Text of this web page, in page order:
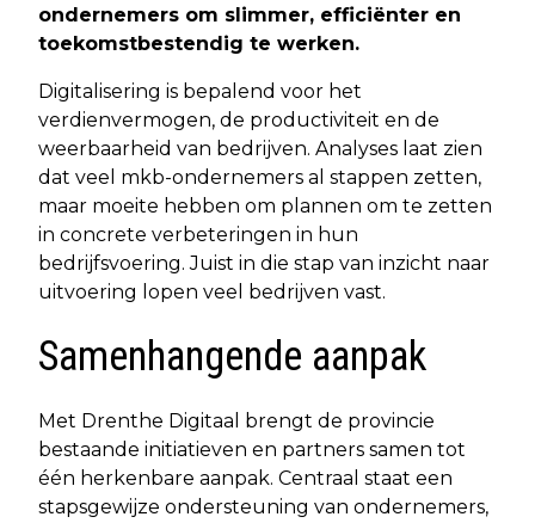
ondernemers om slimmer, efficiënter en
toekomstbestendig te werken.
Digitalisering is bepalend voor het
verdienvermogen, de productiviteit en de
weerbaarheid van bedrijven. Analyses laat zien
dat veel mkb-ondernemers al stappen zetten,
maar moeite hebben om plannen om te zetten
in concrete verbeteringen in hun
bedrijfsvoering. Juist in die stap van inzicht naar
uitvoering lopen veel bedrijven vast.
Samenhangende aanpak
Met Drenthe Digitaal brengt de provincie
bestaande initiatieven en partners samen tot
één herkenbare aanpak. Centraal staat een
stapsgewijze ondersteuning van ondernemers,